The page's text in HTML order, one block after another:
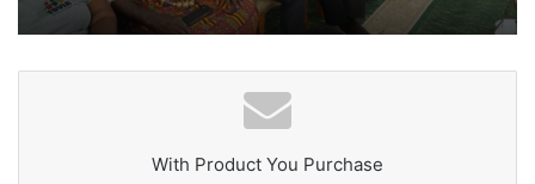
With Product You Purchase